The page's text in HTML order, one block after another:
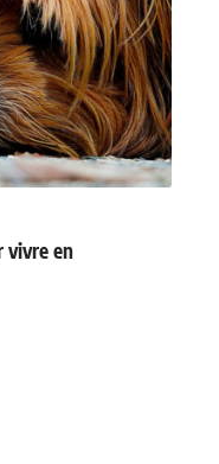
vivre en